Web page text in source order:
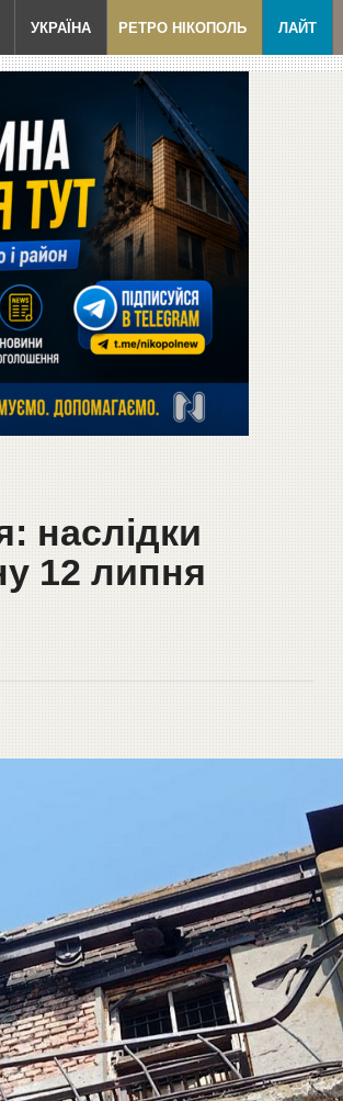
УКРАЇНА РЕТРО НІКОПОЛЬ ЛАЙТ
наслідки
12 липня